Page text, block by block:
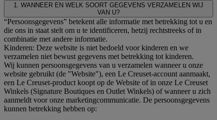
1. WANNEER EN WELK SOORT GEGEVENS VERZAMELEN WIJ
VAN U?
“Persoonsgegevens” betekent alle informatie met betrekking tot u en
die ons in staat stelt om u te identificeren, hetzij rechtstreeks of in
combinatie met andere informatie.
Kinderen: Deze website is niet bedoeld voor kinderen en we
verzamelen niet bewust gegevens met betrekking tot kinderen.
Wij kunnen persoonsgegevens van u verzamelen wanneer u onze
website gebruikt (de "Website"), een Le Creuset-account aanmaakt,
een Le Creuset-product koopt op de Website of in onze Le Creuset
Winkels (Signature Boutiques en Outlet Winkels) of wanneer u zich
aanmeldt voor onze marketingcommunicatie. De persoonsgegevens
kunnen betrekking hebben op: